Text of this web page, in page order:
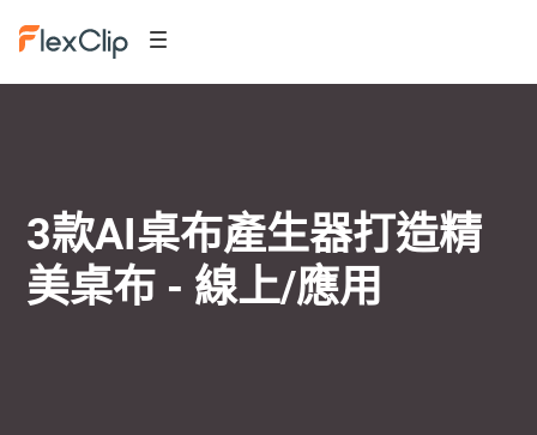
3款AI桌布產生器打造精
美桌布 - 線上/應用